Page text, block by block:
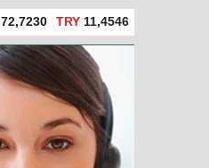
72,7230 TRY 11,4546